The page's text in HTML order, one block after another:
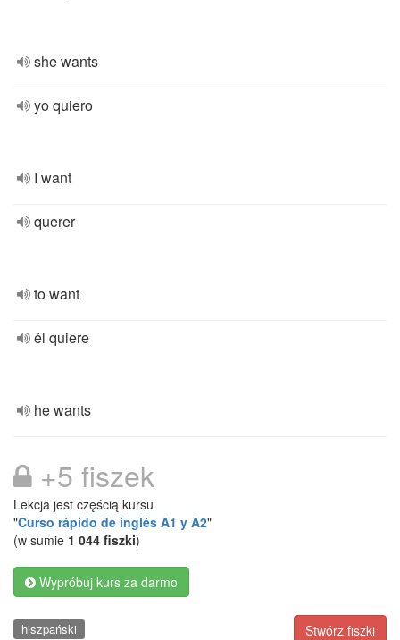
she wants
yo quiero
I want
querer
to want
él quiere
he wants
+5 fiszek
Lekcja jest częścią kursu
"Curso rápido de inglés A1 y A2"
(w sumie 1 044 fiszki)
Wypróbuj kurs za darmo
Stwórz fiszki
hiszpański